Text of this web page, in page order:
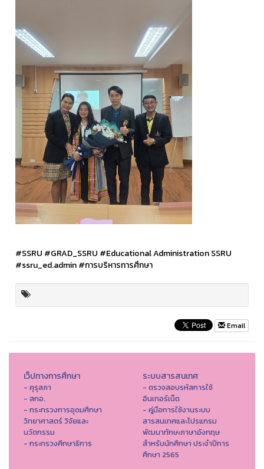
#SSRU #GRAD_SSRU #Educational Administration SSRU
#ssru_ed.admin#การบริหารการศึกษา
Email
เว็ปทางการศึกษา
- คุรุสภา
- สกอ.
- กระทรวงการอุดมศึกษา
วิทยาศาสตร์ วิจัยและ
นวัตกรรม
- กระทรวงศึกษาธิการ
ระบบสารสนเทศ
- ตรวจสอบรหัสการใช้
อินเทอร์เน็ต
- คู่มือการใช้งานระบบ
สารสนเทศและโปรแกรม
พัฒนาทักษะภาษาอังกฤษ
สำหรับนักศึกษา ประจำปีการ
ศึกษา 2565